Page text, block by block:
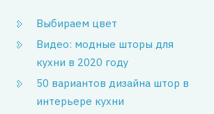
Выбираем цвет
Видео: модные шторы для
кухни в 2020 году
50 вариантов дизайна штор в
интерьере кухни